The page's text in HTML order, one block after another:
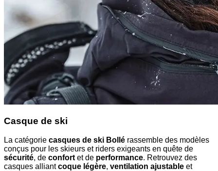
Casque de ski
La catégorie casques de ski Bollé rassemble des modèles
conçus pour les skieurs et riders exigeants en quête de
sécurité, de confort et de performance. Retrouvez des
casques alliantcoque légère, ventilation ajustable et